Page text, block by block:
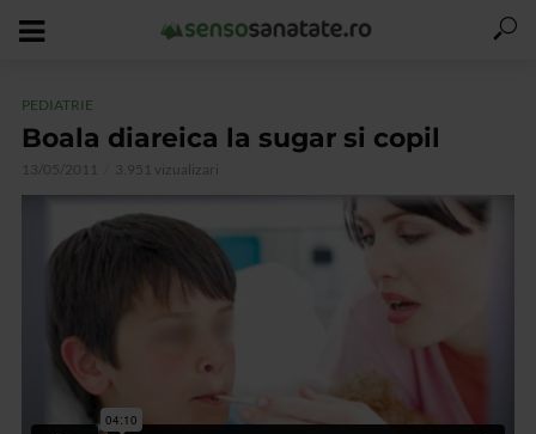
PEDIATRIE
Boala diareica la sugar si copil
13/05/2011 3.951 vizualizari